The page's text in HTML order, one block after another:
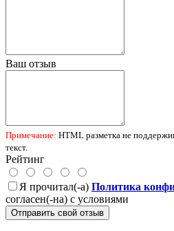
Ваш отзыв
Примечание: HTML разметка не
текст.
Рейтинг
Я прочитал(-а) Политика
согласен(-на) с условиями
Отправить свой отзыв